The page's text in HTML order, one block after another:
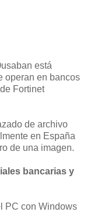
está
operan en bancos
Fortinet
de archivo
en España
de una imagen.
bancarias y
PC con Windows